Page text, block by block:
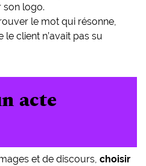
son logo.
trouver le mot qui résonne,
client n’avait pas su
acte
et de discours, choisir